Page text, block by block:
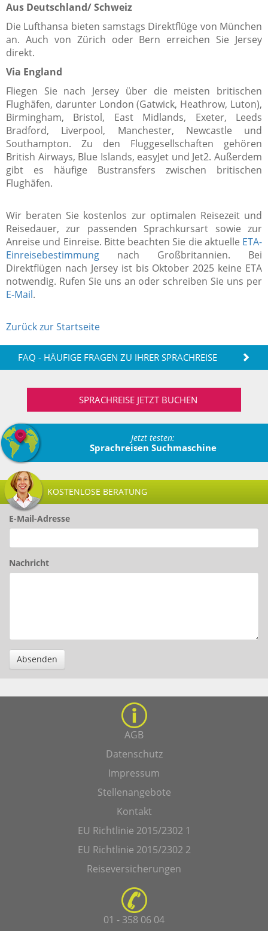
Aus Deutschland/ Schweiz
Die Lufthansa bieten samstags Direktflüge von München
an. Auch von Zürich oder Bern erreichen Sie Jersey
direkt.
Via England
Fliegen Sie nach Jersey über die meisten britischen
Flughäfen, darunter London (Gatwick, Heathrow, Luton),
Birmingham, Bristol, East Midlands, Exeter, Leeds
Bradford, Liverpool, Manchester, Newcastle und
Southampton. Zu den Fluggesellschaften gehören
British Airways, Blue Islands, easyJet und Jet2. Außerdem
gibt es häufige Bustransfers zwischen britischen
Flughäfen.
Wir beraten Sie kostenlos zur optimalen Reisezeit und
Reisedauer, zur passenden Sprachkursart sowie zur
Anreise und Einreise. Bitte beachten Sie die aktuelle ETA-
Einreisebestimmung nach Großbritannien. Bei
Direktflügen nach Jersey ist bis Oktober 2025 keine ETA
notwendig. Rufen Sie uns an oder schreiben Sie uns per
E-Mail.
Zurück zur Startseite
FAQ - HÄUFIGE FRAGEN ZU IHRER SPRACHREISE
SPRACHREISE JETZT BUCHEN
Jetzt testen:
Sprachreisen Suchmaschine
KOSTENLOSE BERATUNG
E-Mail-Adresse
Nachricht
Absenden
AGB
Datenschutz
Impressum
Stellenangebote
Kontakt
EU Richtlinie 2015/2302 1
EU Richtlinie 2015/2302 2
Reiseversicherungen
01 - 358 06 04